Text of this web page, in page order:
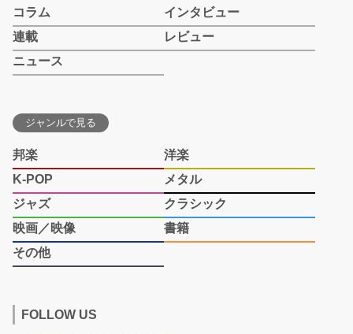
コラム
インタビュー
連載
レビュー
ニュース
ジャンルで見る
邦楽
洋楽
K-POP
メタル
ジャズ
クラシック
映画／映像
書籍
その他
FOLLOW US